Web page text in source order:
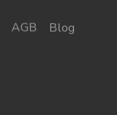
AGB
Blog